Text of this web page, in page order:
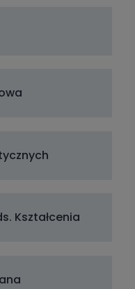
Kształcenia